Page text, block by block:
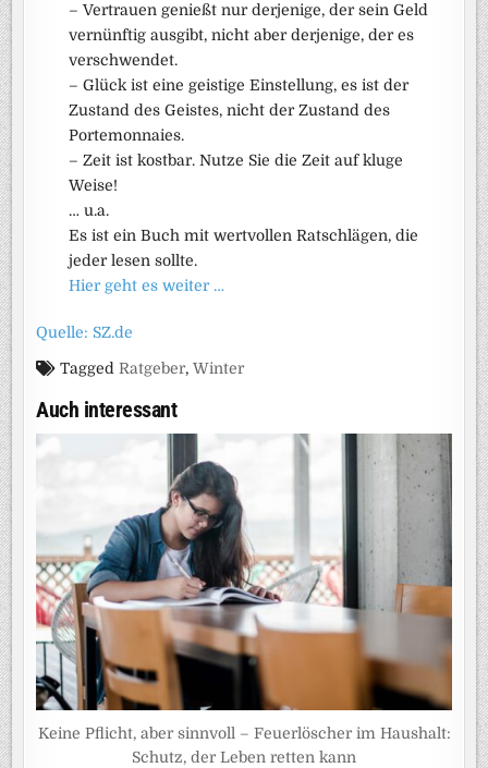
– Vertrauen genießt nur derjenige, der sein Geld
vernünftig ausgibt, nicht aber derjenige, der es
verschwendet.
– Glück ist eine geistige Einstellung, es ist der
Zustand des Geistes, nicht der Zustand des
Portemonnaies.
– Zeit ist kostbar. Nutze Sie die Zeit auf kluge
Weise!
… u.a.
Es ist ein Buch mit wertvollen Ratschlägen, die
jeder lesen sollte.
Hier geht es weiter …
Quelle: SZ.de
TaggedRatgeber,Winter
Auch interessant
Keine Pflicht, aber sinnvoll – Feuerlöscher im Haushalt:
Schutz, der Leben retten kann